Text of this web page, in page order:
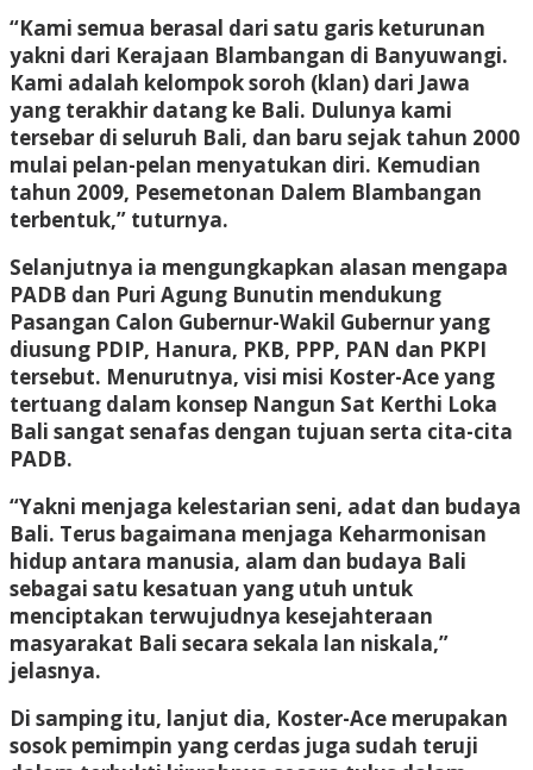
“Kami semua berasal dari satu garis keturunan
yakni dari Kerajaan Blambangan di Banyuwangi.
Kami adalah kelompok soroh (klan) dari Jawa
yang terakhir datang ke Bali. Dulunya kami
tersebar di seluruh Bali, dan baru sejak tahun 2000
mulai pelan-pelan menyatukan diri. Kemudian
tahun 2009, Pesemetonan Dalem Blambangan
terbentuk,” tuturnya.
Selanjutnya ia mengungkapkan alasan mengapa
PADB dan Puri Agung Bunutin mendukung
Pasangan Calon Gubernur-Wakil Gubernur yang
diusung PDIP, Hanura, PKB, PPP, PAN dan PKPI
tersebut. Menurutnya, visi misi Koster-Ace yang
tertuang dalam konsep Nangun Sat Kerthi Loka
Bali sangat senafas dengan tujuan serta cita-cita
PADB.
“Yakni menjaga kelestarian seni, adat dan budaya
Bali. Terus bagaimana menjaga Keharmonisan
hidup antara manusia, alam dan budaya Bali
sebagai satu kesatuan yang utuh untuk
menciptakan terwujudnya kesejahteraan
masyarakat Bali secara sekala lan niskala,”
jelasnya.
Di samping itu, lanjut dia, Koster-Ace merupakan
sosok pemimpin yang cerdas juga sudah teruji